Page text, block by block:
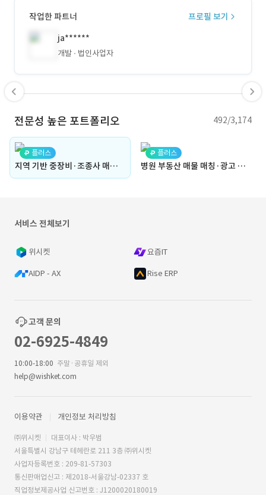
작업한 파트너
프로필 보기
ja******
개발 법인사업자
전문성 높은 포트폴리오 492/3,174
플러스
지역 기반 중장비·조종사 매칭 플랫폼(장비 배차, 전문가 매칭, 인력, 구인구직, 공사 현장, 업체 매칭, 전자 문서, 서류 작성, 계약서, 전자서명, 작업 일정, 일정 관리)
플러스
병원 부동산 매물 매칭·광고 플랫폼(매물 관리, 매물 검색, 지도 기반, 위치 설정, 광고주, 의료용, 광고 등록, 에이전트, 부동산 광고, 광고 관리, 매물 비교, 입점몰)
서비스 전체보기
위시켓 요즘IT
AIDP - AX Rise ERP
고객 문의
02-6925-4849
10:00-18:00 주말·공휴일 제외
help@wishket.com
이용약관 개인정보 처리방침
㈜위시켓
대표이사 : 박우범
서울특별시 강남구 테헤란로 211 3층 ㈜위시켓
사업자등록번호 : 209-81-57303
통신판매업신고 : 제2018-서울강남-02337 호
직업정보제공사업 신고번호 : J1200020180019